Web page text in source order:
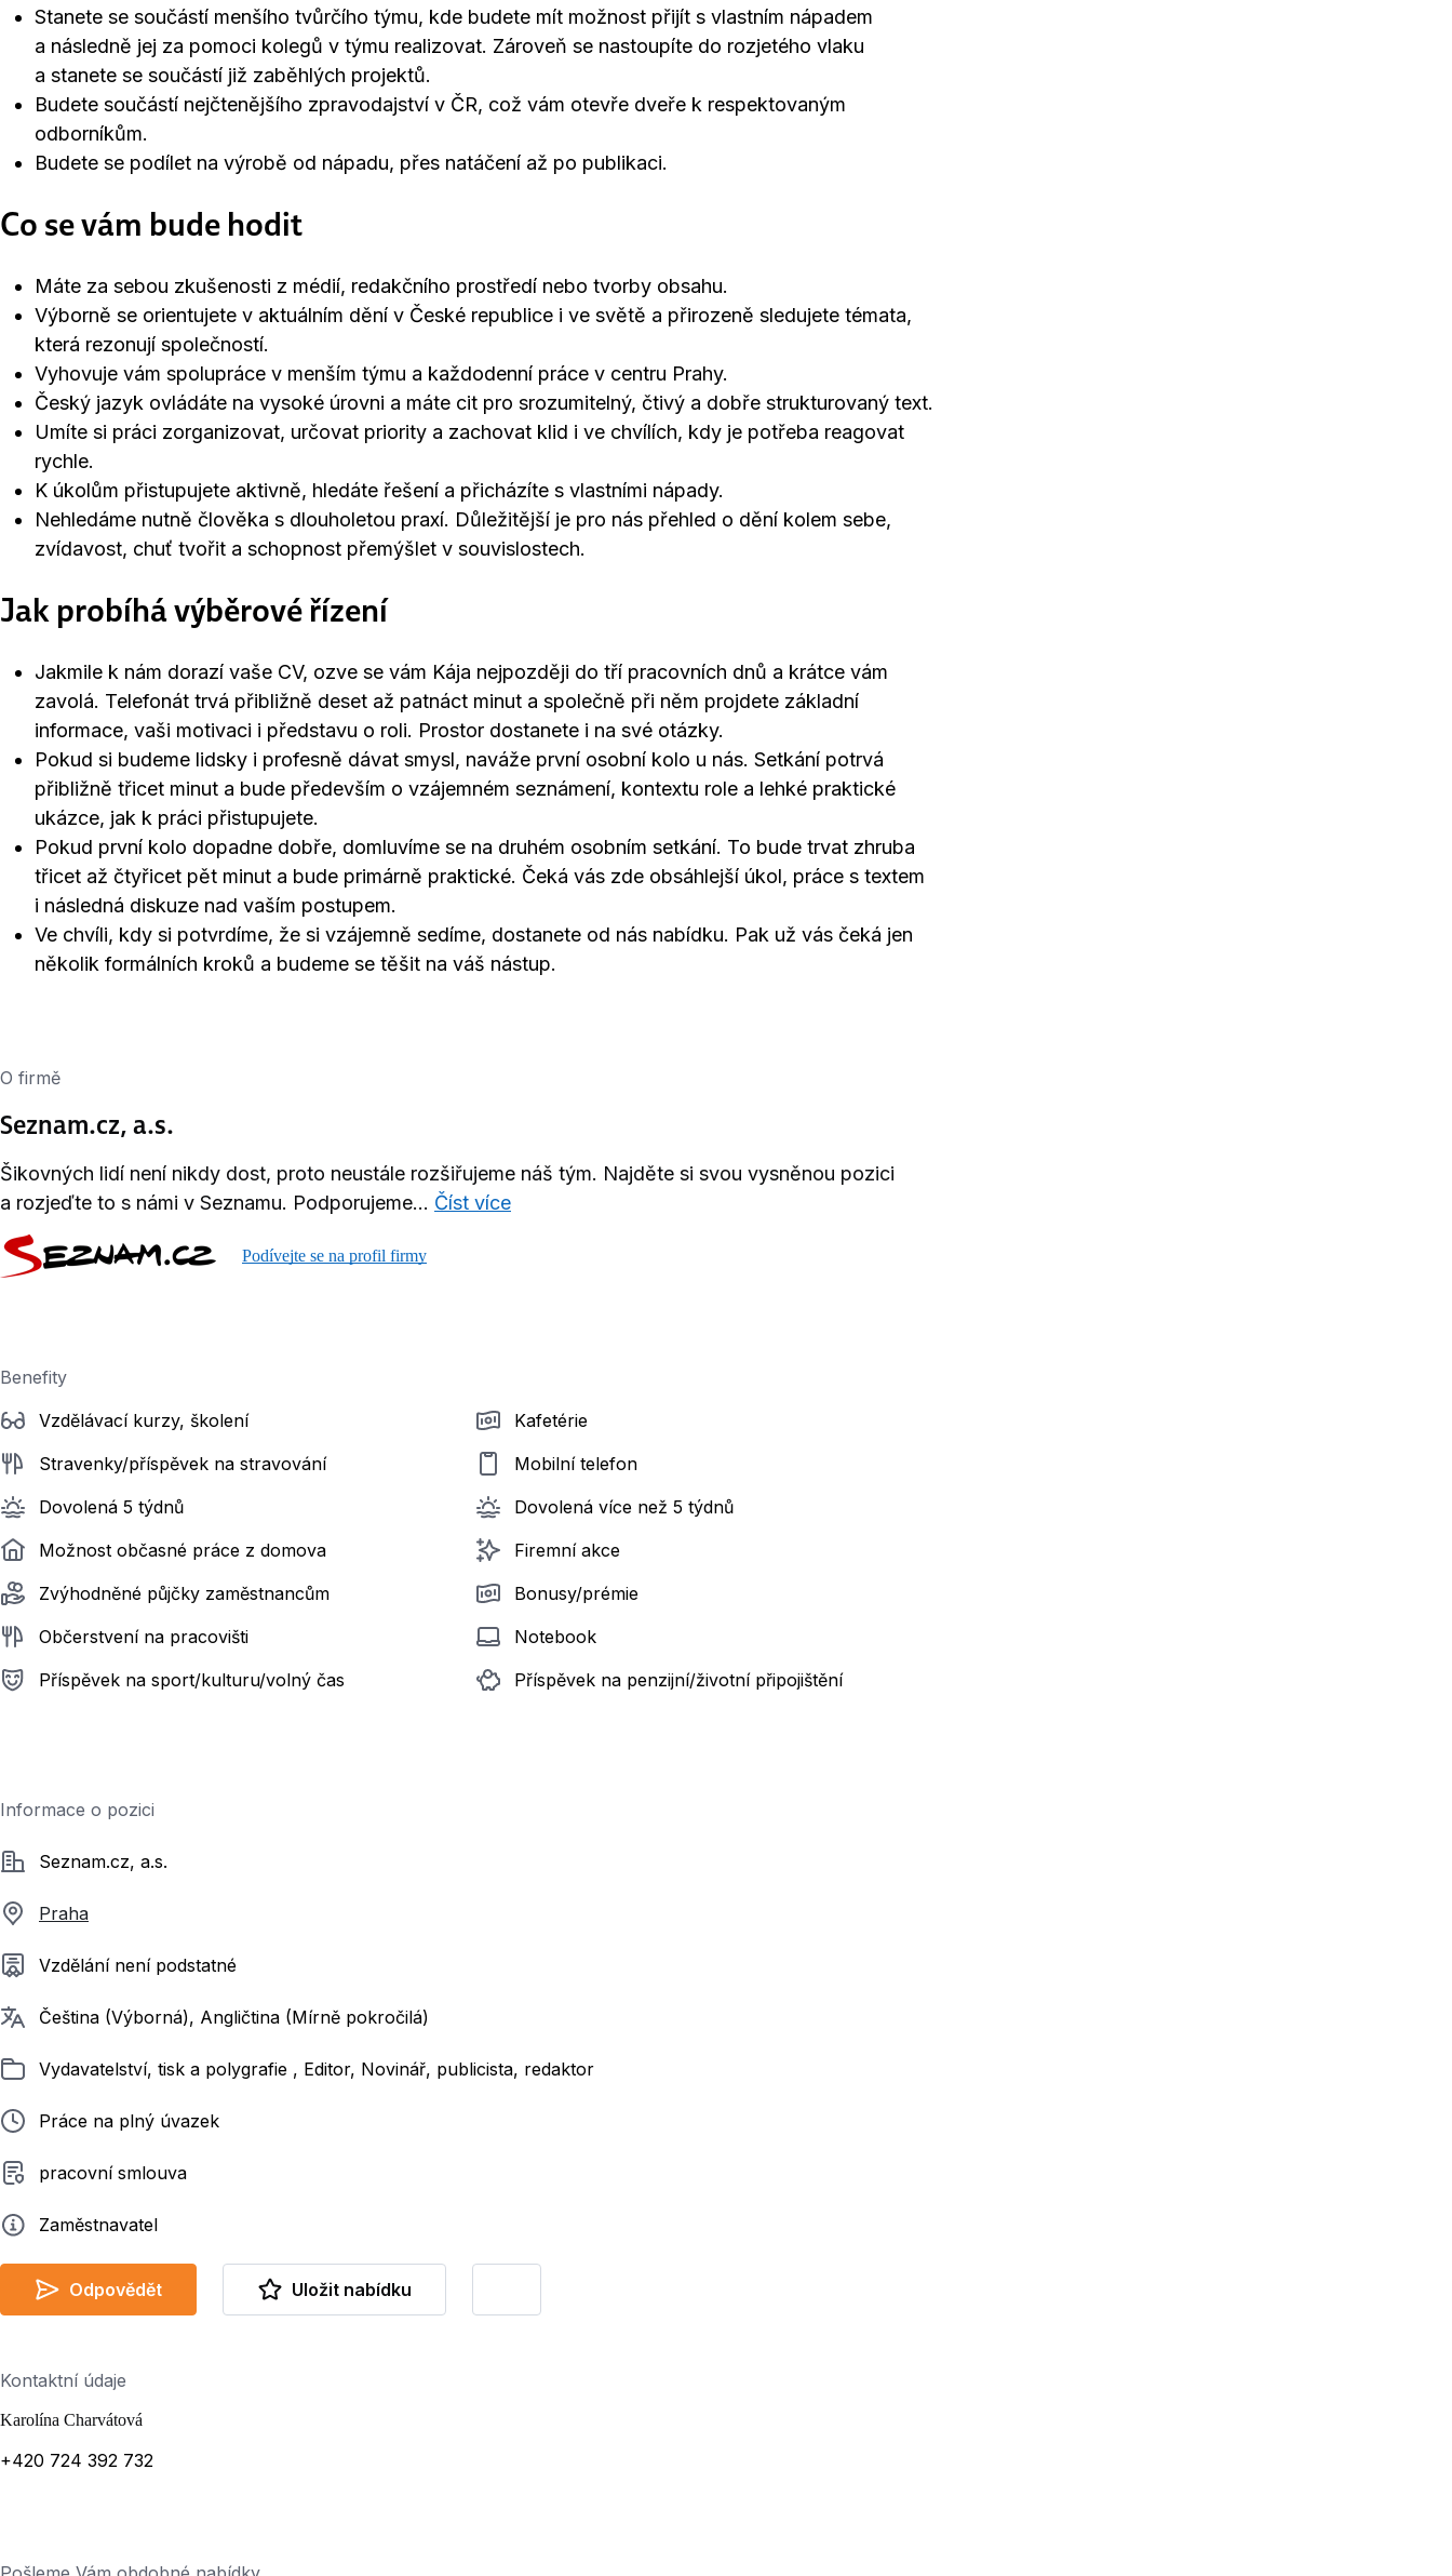
Stanete se součástí menšího tvůrčího týmu, kde budete mít možnost přijít s vlastním nápadem
a následně jej za pomoci kolegů v týmu realizovat. Zároveň se nastoupíte do rozjetého vlaku
a stanete se součástí již zaběhlých projektů.
Budete součástí nejčtenějšího zpravodajství v ČR, což vám otevře dveře k respektovaným
odborníkům.
Budete se podílet na výrobě od nápadu, přes natáčení až po publikaci.
Co se vám bude hodit
Máte za sebou zkušenosti z médií, redakčního prostředí nebo tvorby obsahu.
Výborně se orientujete v aktuálním dění v České republice i ve světě a přirozeně sledujete témata,
která rezonují společností.
Vyhovuje vám spolupráce v menším týmu a každodenní práce v centru Prahy.
Český jazyk ovládáte na vysoké úrovni a máte cit pro srozumitelný, čtivý a dobře strukturovaný text.
Umíte si práci zorganizovat, určovat priority a zachovat klid i ve chvílích, kdy je potřeba reagovat
rychle.
K úkolům přistupujete aktivně, hledáte řešení a přicházíte s vlastními nápady.
Nehledáme nutně člověka s dlouholetou praxí. Důležitější je pro nás přehled o dění kolem sebe,
zvídavost, chuť tvořit a schopnost přemýšlet v souvislostech.
Jak probíhá výběrové řízení
Jakmile k nám dorazí vaše CV, ozve se vám Kája nejpozději do tří pracovních dnů a krátce vám
zavolá. Telefonát trvá přibližně deset až patnáct minut a společně při něm projdete základní
informace, vaši motivaci i představu o roli. Prostor dostanete i na své otázky.
Pokud si budeme lidsky i profesně dávat smysl, naváže první osobní kolo u nás. Setkání potrvá
přibližně třicet minut a bude především o vzájemném seznámení, kontextu role a lehké praktické
ukázce, jak k práci přistupujete.
Pokud první kolo dopadne dobře, domluvíme se na druhém osobním setkání. To bude trvat zhruba
třicet až čtyřicet pět minut a bude primárně praktické. Čeká vás zde obsáhlejší úkol, práce s textem
i následná diskuze nad vaším postupem.
Ve chvíli, kdy si potvrdíme, že si vzájemně sedíme, dostanete od nás nabídku. Pak už vás čeká jen
několik formálních kroků a budeme se těšit na váš nástup.
O firmě
Seznam.cz, a.s.
Šikovných lidí není nikdy dost, proto neustále rozšiřujeme náš tým. Najděte si svou vysněnou pozici
a rozjeďte to s námi v Seznamu. Podporujeme... Číst více
Podívejte se na profil firmy
Benefity
Vzdělávací kurzy, školení
Stravenky/příspěvek na stravování
Dovolená 5 týdnů
Možnost občasné práce z domova
Zvýhodněné půjčky zaměstnancům
Občerstvení na pracovišti
Příspěvek na sport/kulturu/volný čas
Kafetérie
Mobilní telefon
Dovolená více než 5 týdnů
Firemní akce
Bonusy/prémie
Notebook
Příspěvek na penzijní/životní připojištění
Informace o pozici
SpolečnostSeznam.cz, a.s.
Praha
Požadované vzdělání
Vzdělání není podstatné
Požadované jazyky
Čeština (Výborná), Angličtina (Mírně pokročilá)
ZařazenoVydavatelství, tisk a polygrafie , Editor, Novinář, publicista, redaktor
Typ pracovního poměru
Práce na plný úvazek
Typ smluvního vztahu
pracovní smlouva
ZadavatelZaměstnavatel
Odpovědět Uložit nabídku
Kontaktní údaje
Karolína Charvátová
+420 724 392 732